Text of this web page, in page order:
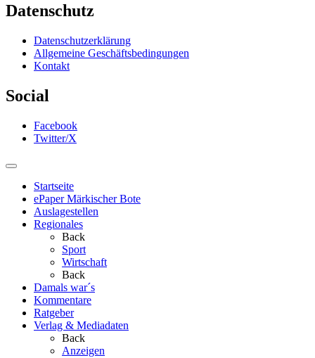
Datenschutz
Datenschutzerklärung
Allgemeine Geschäftsbedingungen
Kontakt
Social
Facebook
Twitter/X
Startseite
ePaper Märkischer Bote
Auslagestellen
Regionales
Back
Sport
Wirtschaft
Back
Damals war´s
Kommentare
Ratgeber
Verlag & Mediadaten
Back
Anzeigen